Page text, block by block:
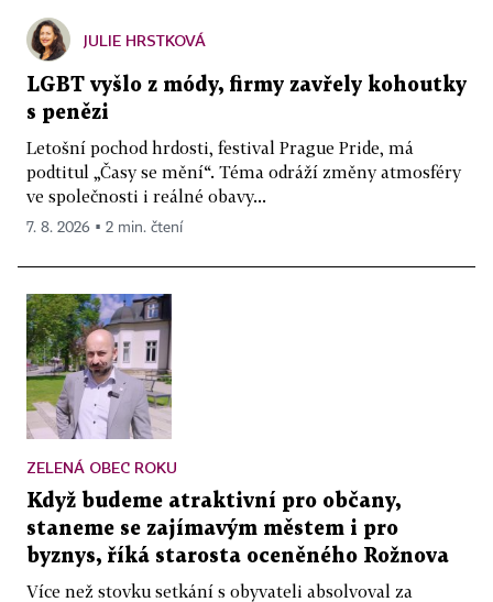
JULIE HRSTKOVÁ
LGBT vyšlo z módy, firmy zavřely kohoutky
s penězi
Letošní pochod hrdosti, festival Prague Pride, má
podtitul „Časy se mění“. Téma odráží změny atmosféry
ve společnosti i reálné obavy...
7. 8. 2026 ▪ 2 min. čtení
ZELENÁ OBEC ROKU
Když budeme atraktivní pro občany,
staneme se zajímavým městem i pro
byznys, říká starosta oceněného Rožnova
Více než stovku setkání s obyvateli absolvoval za